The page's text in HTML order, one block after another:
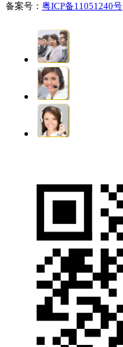
备案号： 粤ICP备11051240号